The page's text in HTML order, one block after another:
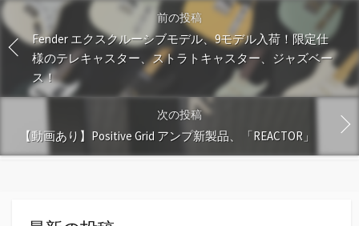
前の投稿
Fender エクスクルーシブモデル、9モデル入荷！限定仕
様のテレキャスター、ストラトキャスター、ジャズベー
ス！
次の投稿
【動画あり】Positive Grid アンプ新製品、「REACTOR」